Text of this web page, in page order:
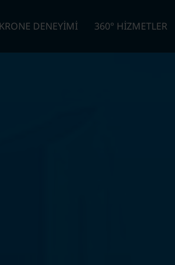
KRONE DENEYİMİ 360° HİZMETLER